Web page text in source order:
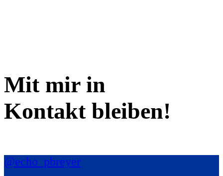
Mit mir in
Kontakt bleiben!
@echo_pbreyer